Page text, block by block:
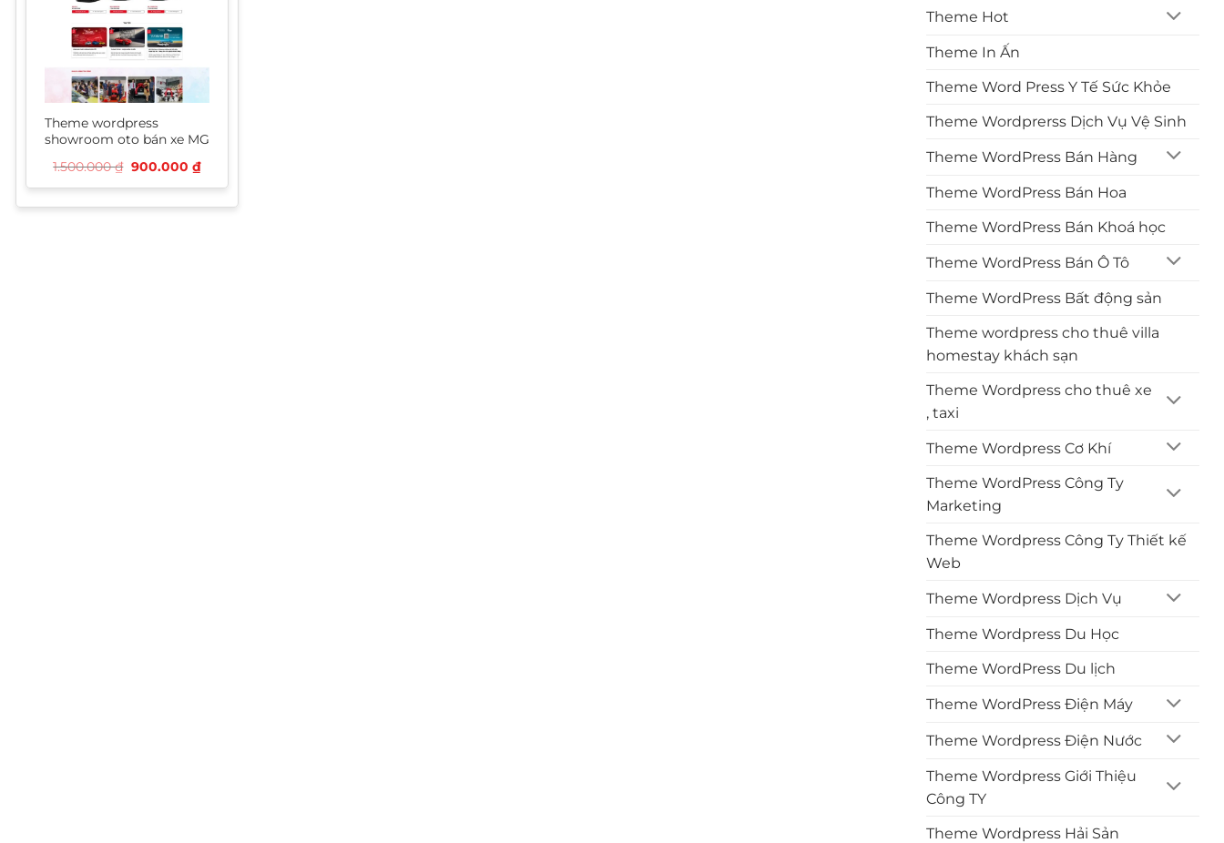
Theme wordpress
showroom oto bán xe MG
1.500.000₫ Giá
là:
1.500.000 ₫.
900.000 ₫Giá
hiện
tại
là:
Theme Hot
Theme In Ấn
Theme Word Press Y Tế Sức Khỏe
Theme Wordprerss Dịch Vụ Vệ Sinh
Theme WordPress Bán Hàng
Theme WordPress Bán Hoa
Theme WordPress Bán Khoá học
Theme WordPress Bán Ô Tô
Theme WordPress Bất động sản
Theme wordpress cho thuê villa
homestay khách sạn
Theme Wordpress cho thuê xe
, taxi
Theme Wordpress Cơ Khí
Theme WordPress Công Ty
Marketing
Theme Wordpress Công Ty Thiết kế
Web
Theme Wordpress Dịch Vụ
Theme Wordpress Du Học
Theme WordPress Du lịch
Theme WordPress Điện Máy
Theme Wordpress Điện Nước
Theme Wordpress Giới Thiệu
Công TY
Theme Wordpress Hải Sản